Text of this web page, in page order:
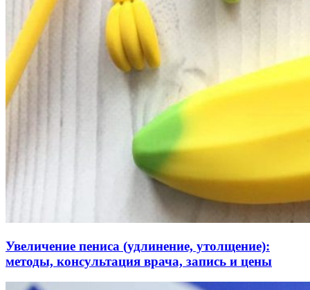
Увеличение пениса (удлинение, утолщение):
методы, консультация врача, запись и цены